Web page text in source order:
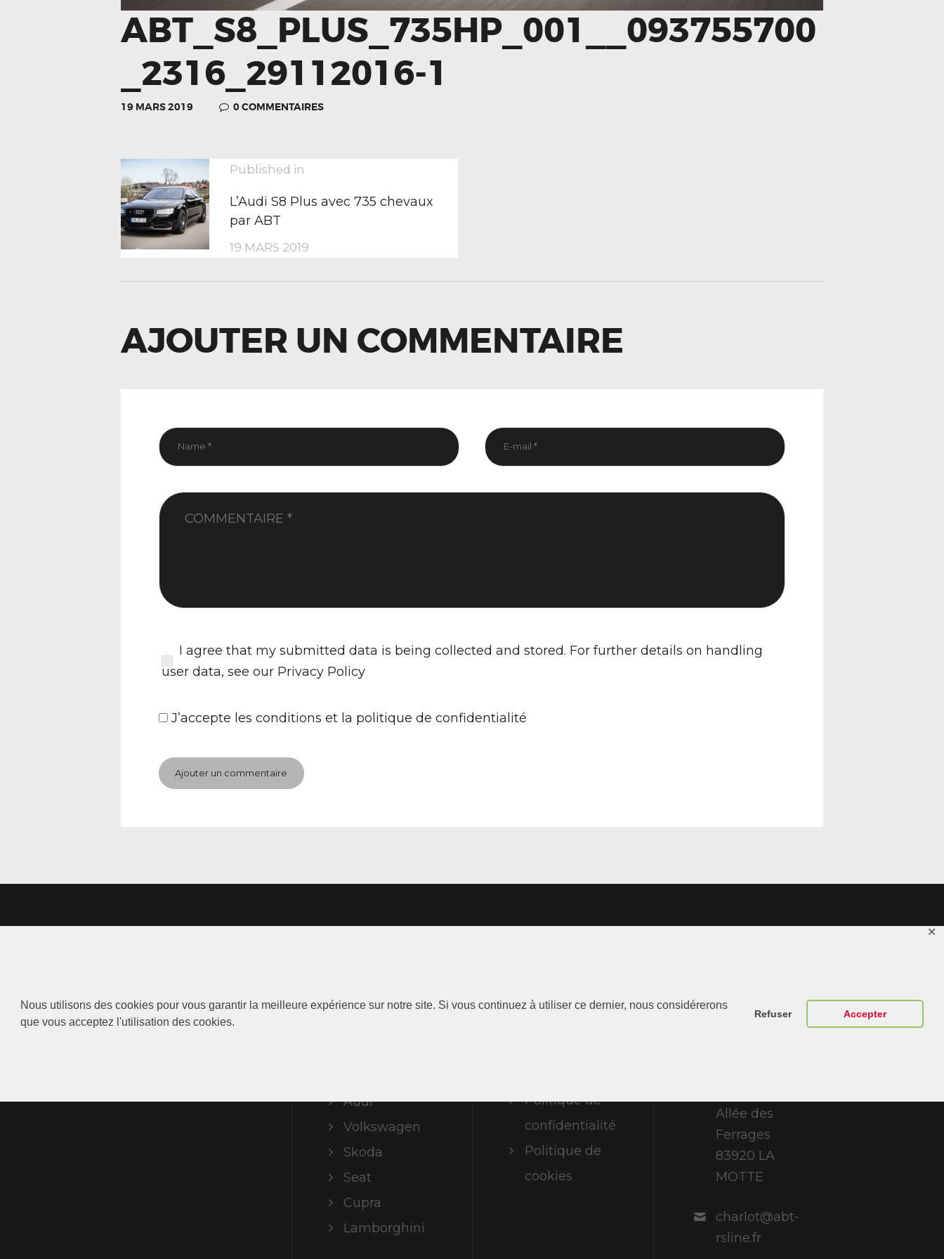
Nous utilisons des cookies pour vous garantir la meilleure expérience sur notre site. Si vous continuez à utiliser ce dernier, nous considérerons
que vous acceptez l'utilisation des cookies.
Refuser Accepter
✕
ABT_S8_PLUS_735HP_001__093755700
_2316_29112016-1
19 MARS 2019 0 COMMENTAIRES
NAVIGATION
DE
L’ARTICLE
Published in
L’Audi S8 Plus avec 735 chevaux
par ABT
19 MARS 2019
AJOUTER UN COMMENTAIRE
I agree that my submitted data is being collected and stored. For further details on handling
user data, see our Privacy Policy
J’accepte les conditions et la politique de confidentialité
Audi
Volkswagen
Skoda
Seat
Cupra
Lamborghini
Politique de
confidentialité
Politique de
cookies
Nous
Allée des
Ferrages
83920 LA
MOTTE
charlot@abt-
rsline.fr